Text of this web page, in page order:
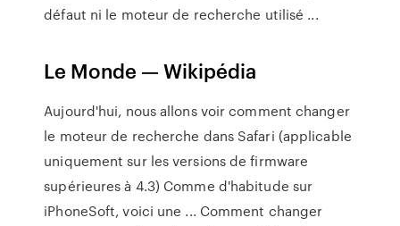
défaut ni le moteur de recherche utilisé ...
Le Monde — Wikipédia
Aujourd'hui, nous allons voir comment changer
le moteur de recherche dans Safari (applicable
uniquement sur les versions de firmware
supérieures à 4.3) Comme d'habitude sur
iPhoneSoft, voici une ... Comment changer